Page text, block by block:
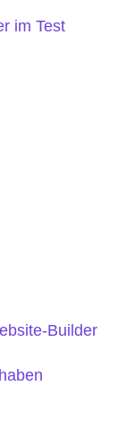
im Test
Builder